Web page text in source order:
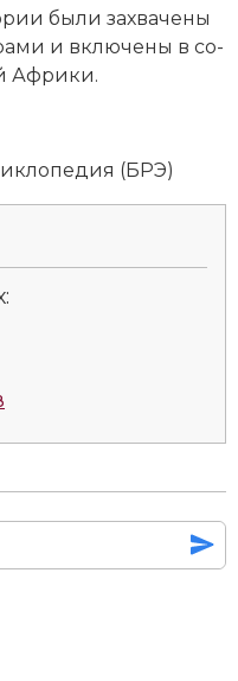
дисциплины
бы­ли за­хва­че­ны
и вклю­че­ны в со­
Аф­ри­ки.
(БРЭ)